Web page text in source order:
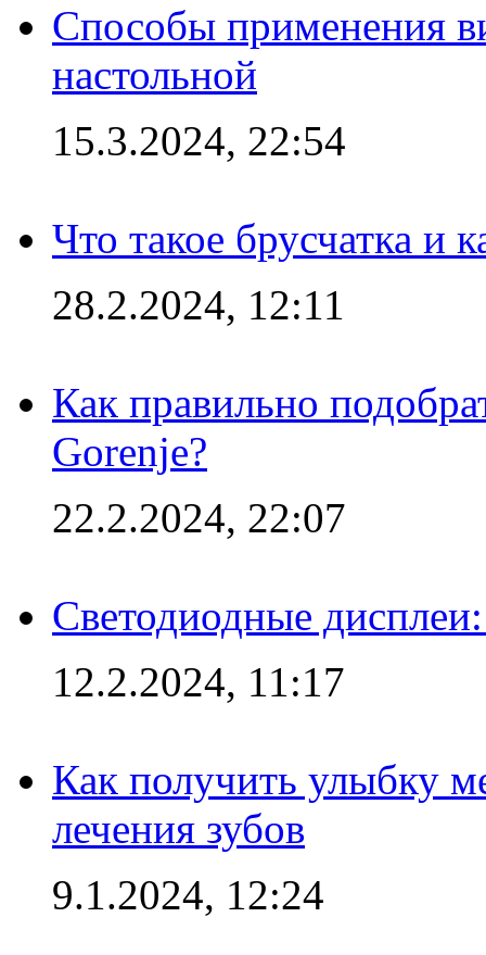
Способы применения
настольной
15.3.2024, 22:54
Что такое брусчатка и
28.2.2024, 12:11
Как правильно
Gorenje?
22.2.2024, 22:07
Светодиодные
12.2.2024, 11:17
Как получить улыбку
лечения зубов
9.1.2024, 12:24